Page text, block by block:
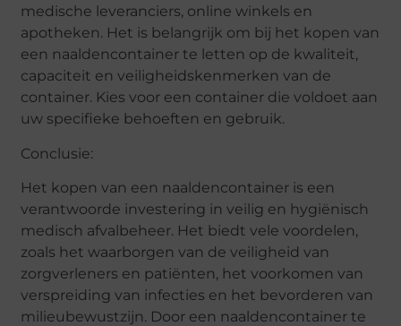
medische leveranciers, online winkels en
apotheken. Het is belangrijk om bij het kopen van
een naaldencontainer te letten op de kwaliteit,
capaciteit en veiligheidskenmerken van de
container. Kies voor een container die voldoet aan
uw specifieke behoeften en gebruik.
Conclusie:
Het kopen van een naaldencontainer is een
verantwoorde investering in veilig en hygiënisch
medisch afvalbeheer. Het biedt vele voordelen,
zoals het waarborgen van de veiligheid van
zorgverleners en patiënten, het voorkomen van
verspreiding van infecties en het bevorderen van
milieubewustzijn. Door een naaldencontainer te